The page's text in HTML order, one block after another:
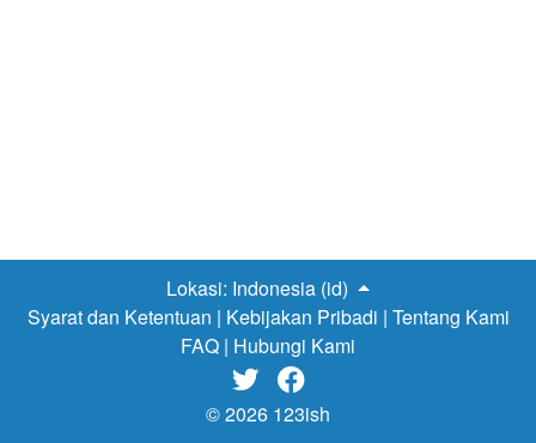
Lokasi: Indonesia (id)
Syarat dan Ketentuan | Kebijakan Pribadi | Tentang Kami
FAQ | Hubungi Kami
 
© 2026 123ish